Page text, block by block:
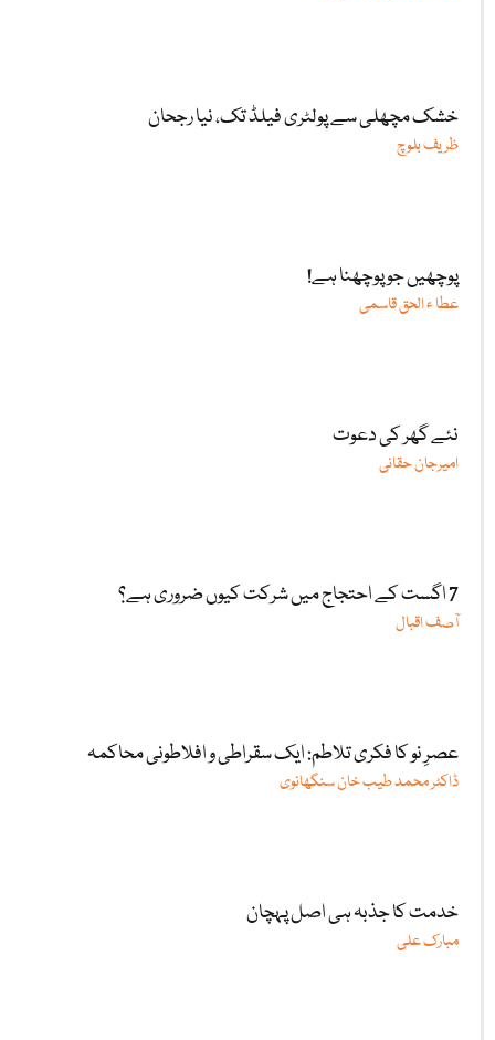
خشک مچھلی سے پولٹری فیلڈ تک، نیا رجحان
ظریف بلوچ
پوچھیں جو پوچھنا ہے!
عطا ء الحق قاسمی
نئے گھر کی دعوت
امیرجان حقانی
7 اگست کے احتجاج میں شرکت کیوں ضروری ہے؟
آصف اقبال
عصرِ نو کا فکری تلاطم: ایک سقراطی و افلاطونی محاکمہ
ڈاکٹر محمد طیب خان سنگھانوی
خدمت کا جذبہ ہی اصل پہچان
مبارک علی